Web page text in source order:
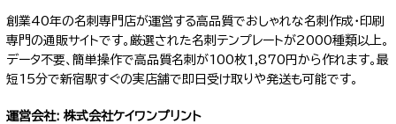
創業40年の名刺専門店が運営する高品質でおしゃれな名刺作成・印刷
専門の通販サイトです。厳選された名刺テンプレートが2000種類以上。
データ不要、簡単操作で高品質名刺が100枚1,870円から作れます。最
短15分で新宿駅すぐの実店舗で即日受け取りや発送も可能です。
運営会社: 株式会社ケイワンプリント